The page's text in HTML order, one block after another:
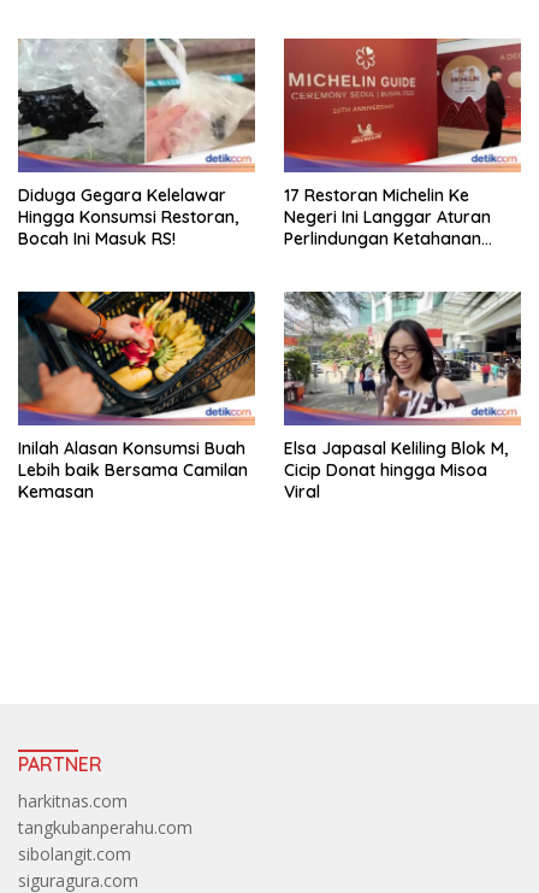
Diduga Gegara Kelelawar
Hingga Konsumsi Restoran,
Bocah Ini Masuk RS!
17 Restoran Michelin Ke
Negeri Ini Langgar Aturan
Perlindungan Ketahanan
Inilah Alasan Konsumsi Buah
Lebih baik Bersama Camilan
Kemasan
Elsa Japasal Keliling Blok M,
Cicip Donat hingga Misoa
Viral
PARTNER
harkitnas.com
tangkubanperahu.com
sibolangit.com
siguragura.com